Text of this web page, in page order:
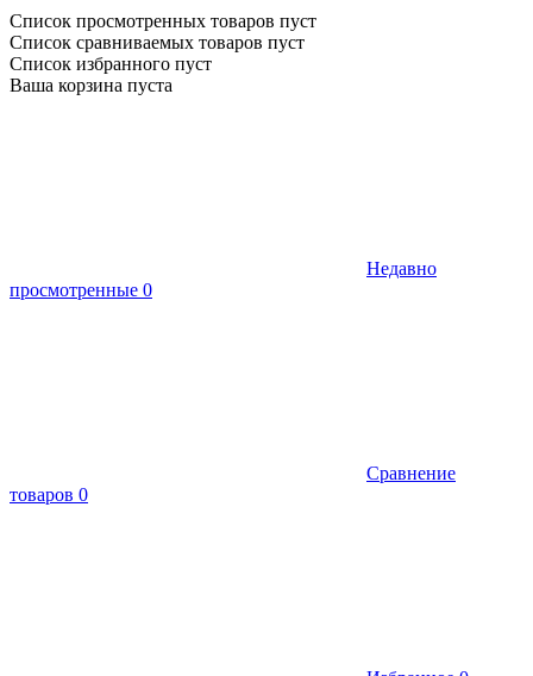
Список просмотренных товаров пуст
Список сравниваемых товаров пуст
Список избранного пуст
Ваша корзина пуста
Недавно
просмотренные 0
Сравнение
товаров 0